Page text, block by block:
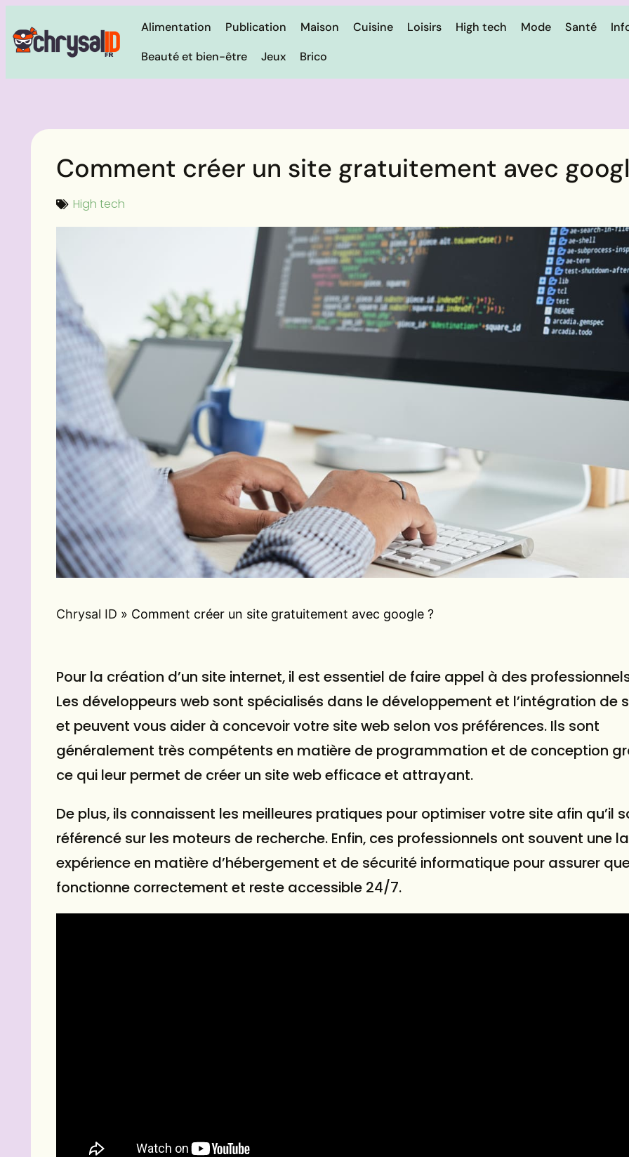
Alimentation Publication Maison Cuisine Loisirs High tech Mode Santé
Beauté et bien-être
Jeux Brico
Comment créer un site gratuitement avec
High tech
Chrysal ID » Comment créer un site gratuitement avec google ?
Pour la création d’un site internet, il est essentiel de faire appel à des
Les développeurs web sont spécialisés dans le développement et l’intégration de
et peuvent vous aider à concevoir votre site web selon vos préférences. Ils sont
généralement très compétents en matière de programmation et de conception
ce qui leur permet de créer un site web efficace et attrayant.
De plus, ils connaissent les meilleures pratiques pour optimiser votre site afin qu’il
référencé sur les moteurs de recherche. Enfin, ces professionnels ont souvent une
expérience en matière d’hébergement et de sécurité informatique pour assurer
fonctionne correctement et reste accessible 24/7.